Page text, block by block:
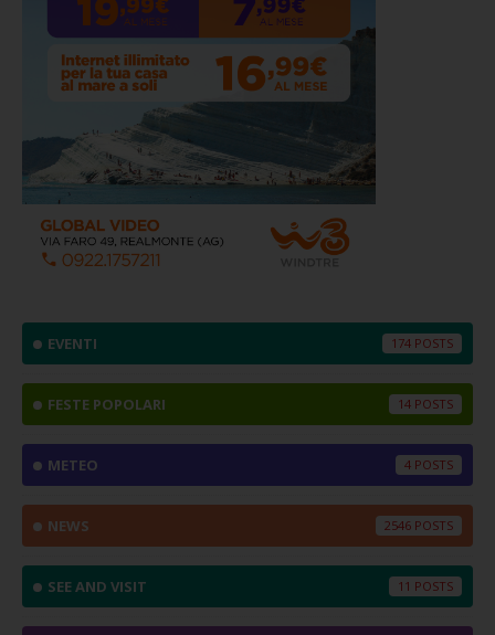
EVENTI 174
FESTE POPOLARI 14
METEO 4
NEWS 2546
SEE AND VISIT 11